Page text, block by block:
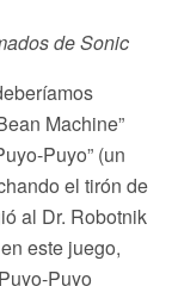
de Sonic
Machine”
Puyo” (un
el tirón de
al Dr. Robotnik
este juego,
Puyo